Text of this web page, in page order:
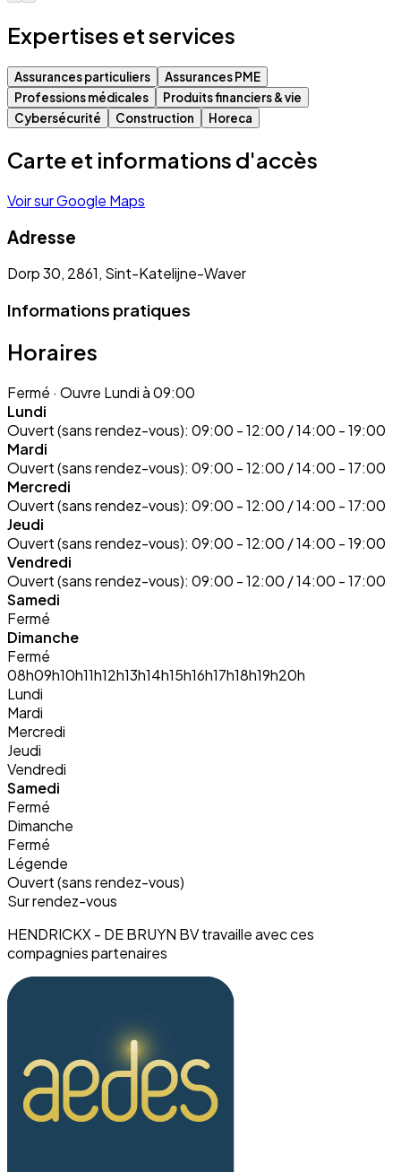
Expertises et services
Assurances particuliers
Assurances PME
Professions médicales
Produits financiers & vie
Cybersécurité
Construction Horeca
Carte et informations d'accès
Voir sur Google Maps
Adresse
Dorp 30, 2861, Sint-Katelijne-Waver
Informations pratiques
Horaires
Fermé · Ouvre Lundi à 09:00
Lundi
Ouvert (sans rendez-vous): 09:00 - 12:00 / 14:00 - 19:00
Mardi
Ouvert (sans rendez-vous): 09:00 - 12:00 / 14:00 - 17:00
Mercredi
Ouvert (sans rendez-vous): 09:00 - 12:00 / 14:00 - 17:00
Jeudi
Ouvert (sans rendez-vous): 09:00 - 12:00 / 14:00 - 19:00
Vendredi
Ouvert (sans rendez-vous): 09:00 - 12:00 / 14:00 - 17:00
Samedi
Fermé
Dimanche
Fermé
08h09h10h11h12h13h14h15h16h17h18h19h20h
Lundi
Mardi
Mercredi
Jeudi
Vendredi
Samedi
Fermé
Dimanche
Fermé
Légende
Ouvert (sans rendez-vous)
Sur rendez-vous
HENDRICKX - DE BRUYN BV travaille avec ces
compagnies partenaires